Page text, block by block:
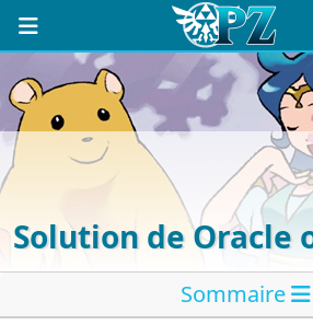
Solution de Oracle
Sommaire